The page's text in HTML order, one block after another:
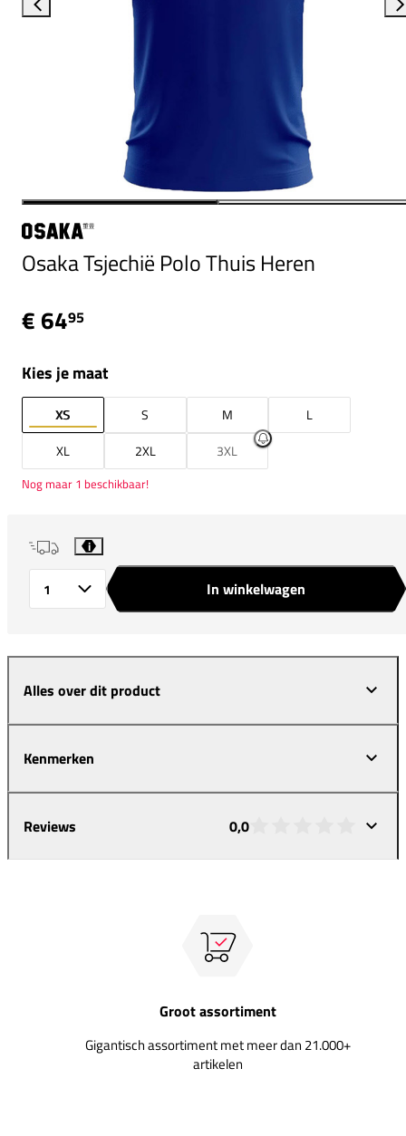
Osaka Tsjechië Polo Thuis Heren
€ 6495
Kies je maat
XS S M
L
XL
2XL 3XL
Nog maar 1 beschikbaar!
i
In winkelwagen
Alles over dit product
Kenmerken
Reviews 0,0
Groot assortiment
Gigantisch assortiment met meer dan 21.000+
artikelen